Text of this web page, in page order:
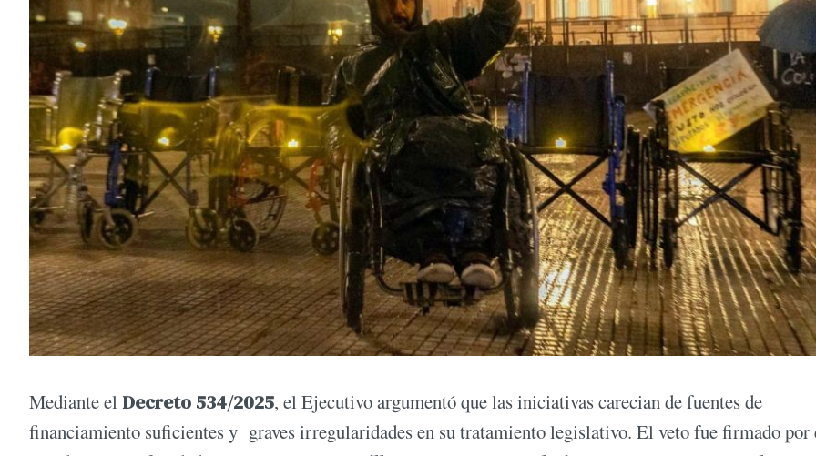
Mediante el Decreto 534/2025, el Ejecutivo argumentó que las iniciativas carecian de fuentes de
financiamiento suficientes y graves irregularidades en su tratamiento legislativo. El veto fue firmado por